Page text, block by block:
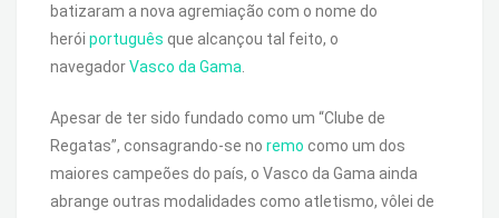
batizaram a nova agremiação com o nome do
herói português que alcançou tal feito, o
navegadorVasco da Gama
Apesar de ter sido fundado como um “Clube de
Regatas”, consagrando-se no remo como um dos
maiores campeões do país, o Vasco da Gama ainda
abrange outras modalidades como atletismo, vôlei de